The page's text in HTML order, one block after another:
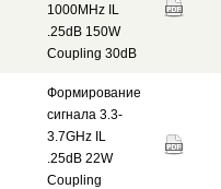
1000MHz IL
.25dB 150W
Coupling 30dB
Формирование
сигнала 3.3-
3.7GHz IL
.25dB 22W
Coupling